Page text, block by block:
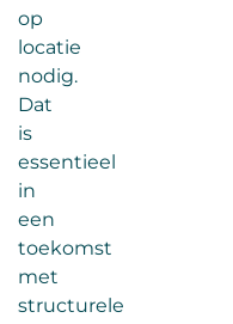
op
locatie
nodig.
Dat
is
essentieel
in
een
toekomst
met
structurele